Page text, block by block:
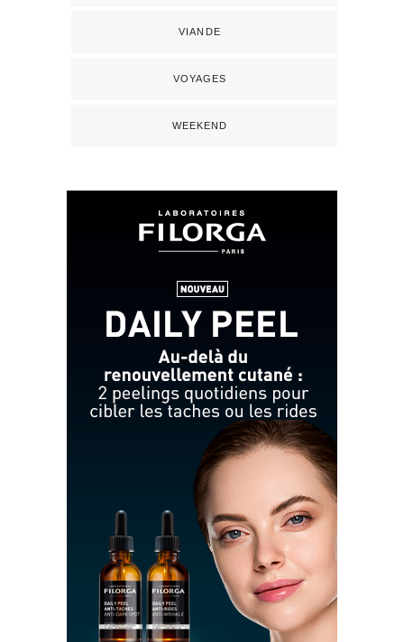
VIANDE
VOYAGES
WEEKEND